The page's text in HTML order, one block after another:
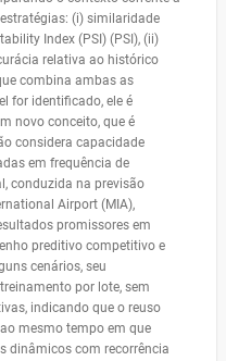
(i) similaridade
Index (PSI) (PSI), (ii)
relativa ao histórico
combina ambas as
for identificado, ele é
novo conceito, que é
considera capacidade
em frequência de
conduzida na previsão
Airport (MIA),
promissores em
preditivo competitivo e
cenários, seu
por lote, sem
indicando que o reuso
mesmo tempo em que
dinâmicos com recorrência